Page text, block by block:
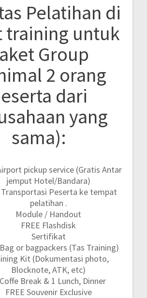
Pelatihan di
training untuk
Group
2 orang
dari
yang
sama):
pickup service (Gratis Antar
jemput Hotel/Bandara)
Transportasi Peserta ke tempat
pelatihan .
Module / Handout
FREE Flashdisk
Sertifikat
or bagpackers (Tas Training)
Kit (Dokumentasi photo,
Blocknote, ATK, etc)
Break & 1 Lunch, Dinner
FREE Souvenir Exclusive